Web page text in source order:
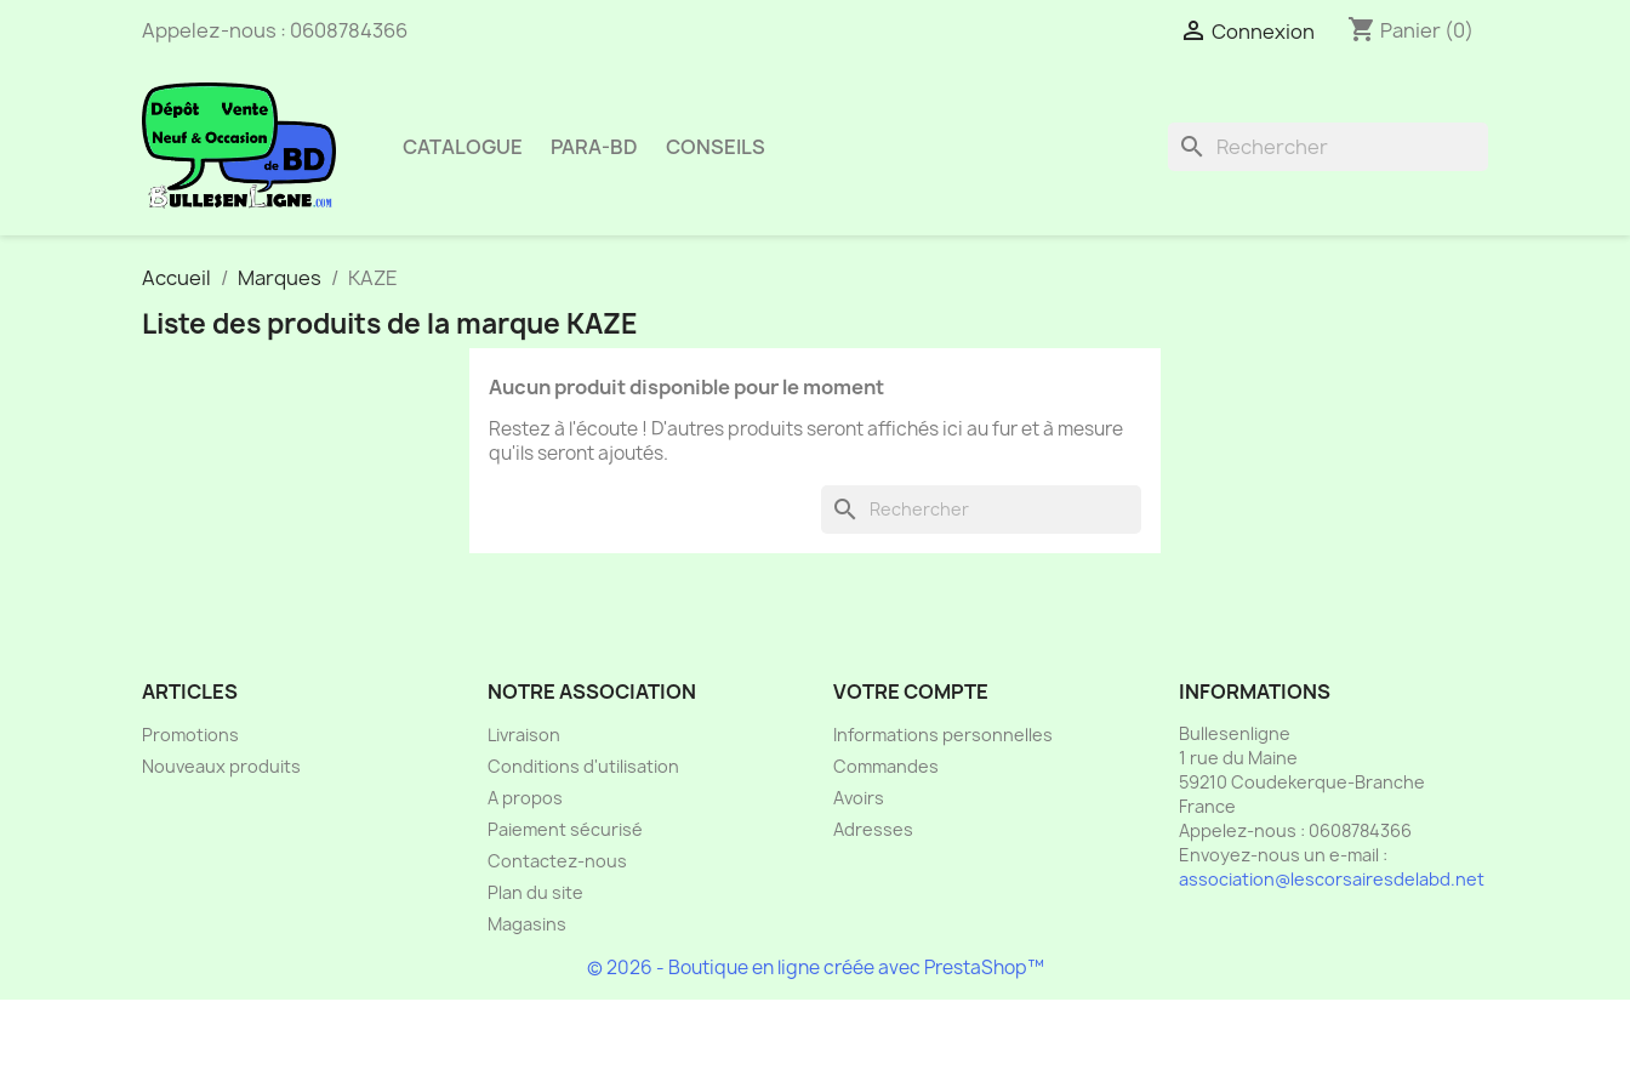
Appelez-nous : 0608784366  Connexion shopping_cart Panier (0)
CATALOGUE PARA-BD CONSEILS search
Accueil Marques KAZE
Liste des produits de la marque KAZE
Aucun produit disponible pour le moment
Restez à l'écoute ! D'autres produits seront affichés ici au fur et à mesure
qu'ils seront ajoutés.
search
ARTICLES
Promotions
Nouveaux produits
NOTRE ASSOCIATION
Livraison
Conditions d'utilisation
A propos
Paiement sécurisé
Contactez-nous
Plan du site
Magasins
VOTRE COMPTE
Informations personnelles
Commandes
Avoirs
Adresses
INFORMATIONS
Bullesenligne
1 rue du Maine
59210 Coudekerque-Branche
France
Appelez-nous : 0608784366
Envoyez-nous un e-mail :
association@lescorsairesdelabd.net
© 2026 - Boutique en ligne créée avec PrestaShop™